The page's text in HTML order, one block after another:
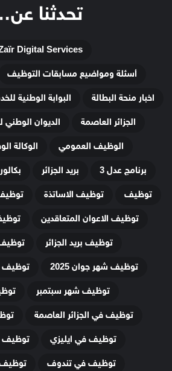
تحدثنا
Digital Services
أسئلة ومواضيع مسابقات التوظيف
اخبار منحة البطالة
البوابة الوطنية
الجزائر العاصمة
الديوان الوطني
الوظيف العمومي
الوكالة
برنامج عدل 3
بريد الجزائر بكالوريا
توظيف
توظيف الاساتذة
توظيف الاعوان المتعاقدين
توظيف بريد الجزائر
توظيف شهر جوان 2025
توظيف
توظيف شهر سبتمبر
توظيف في الجزائر العاصمة
توظيف في ايليزي
توظيف
توظيف في تندوف